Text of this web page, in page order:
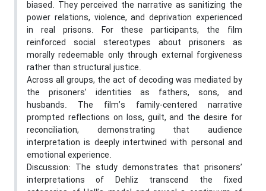
biased. They perceived the narrative as sanitizing the
power relations, violence, and deprivation experienced
in real prisons. For these participants, the film
reinforced social stereotypes about prisoners as
morally redeemable only through external forgiveness
rather than structural justice.
Across all groups, the act of decoding was mediated by
the prisoners’ identities as fathers, sons, and
husbands. The film’s family-centered narrative
prompted reflections on loss, guilt, and the desire for
reconciliation, demonstrating that audience
interpretation is deeply intertwined with personal and
emotional experience.
Discussion: The study demonstrates that prisoners’
interpretations of Dehliz transcend the fixed